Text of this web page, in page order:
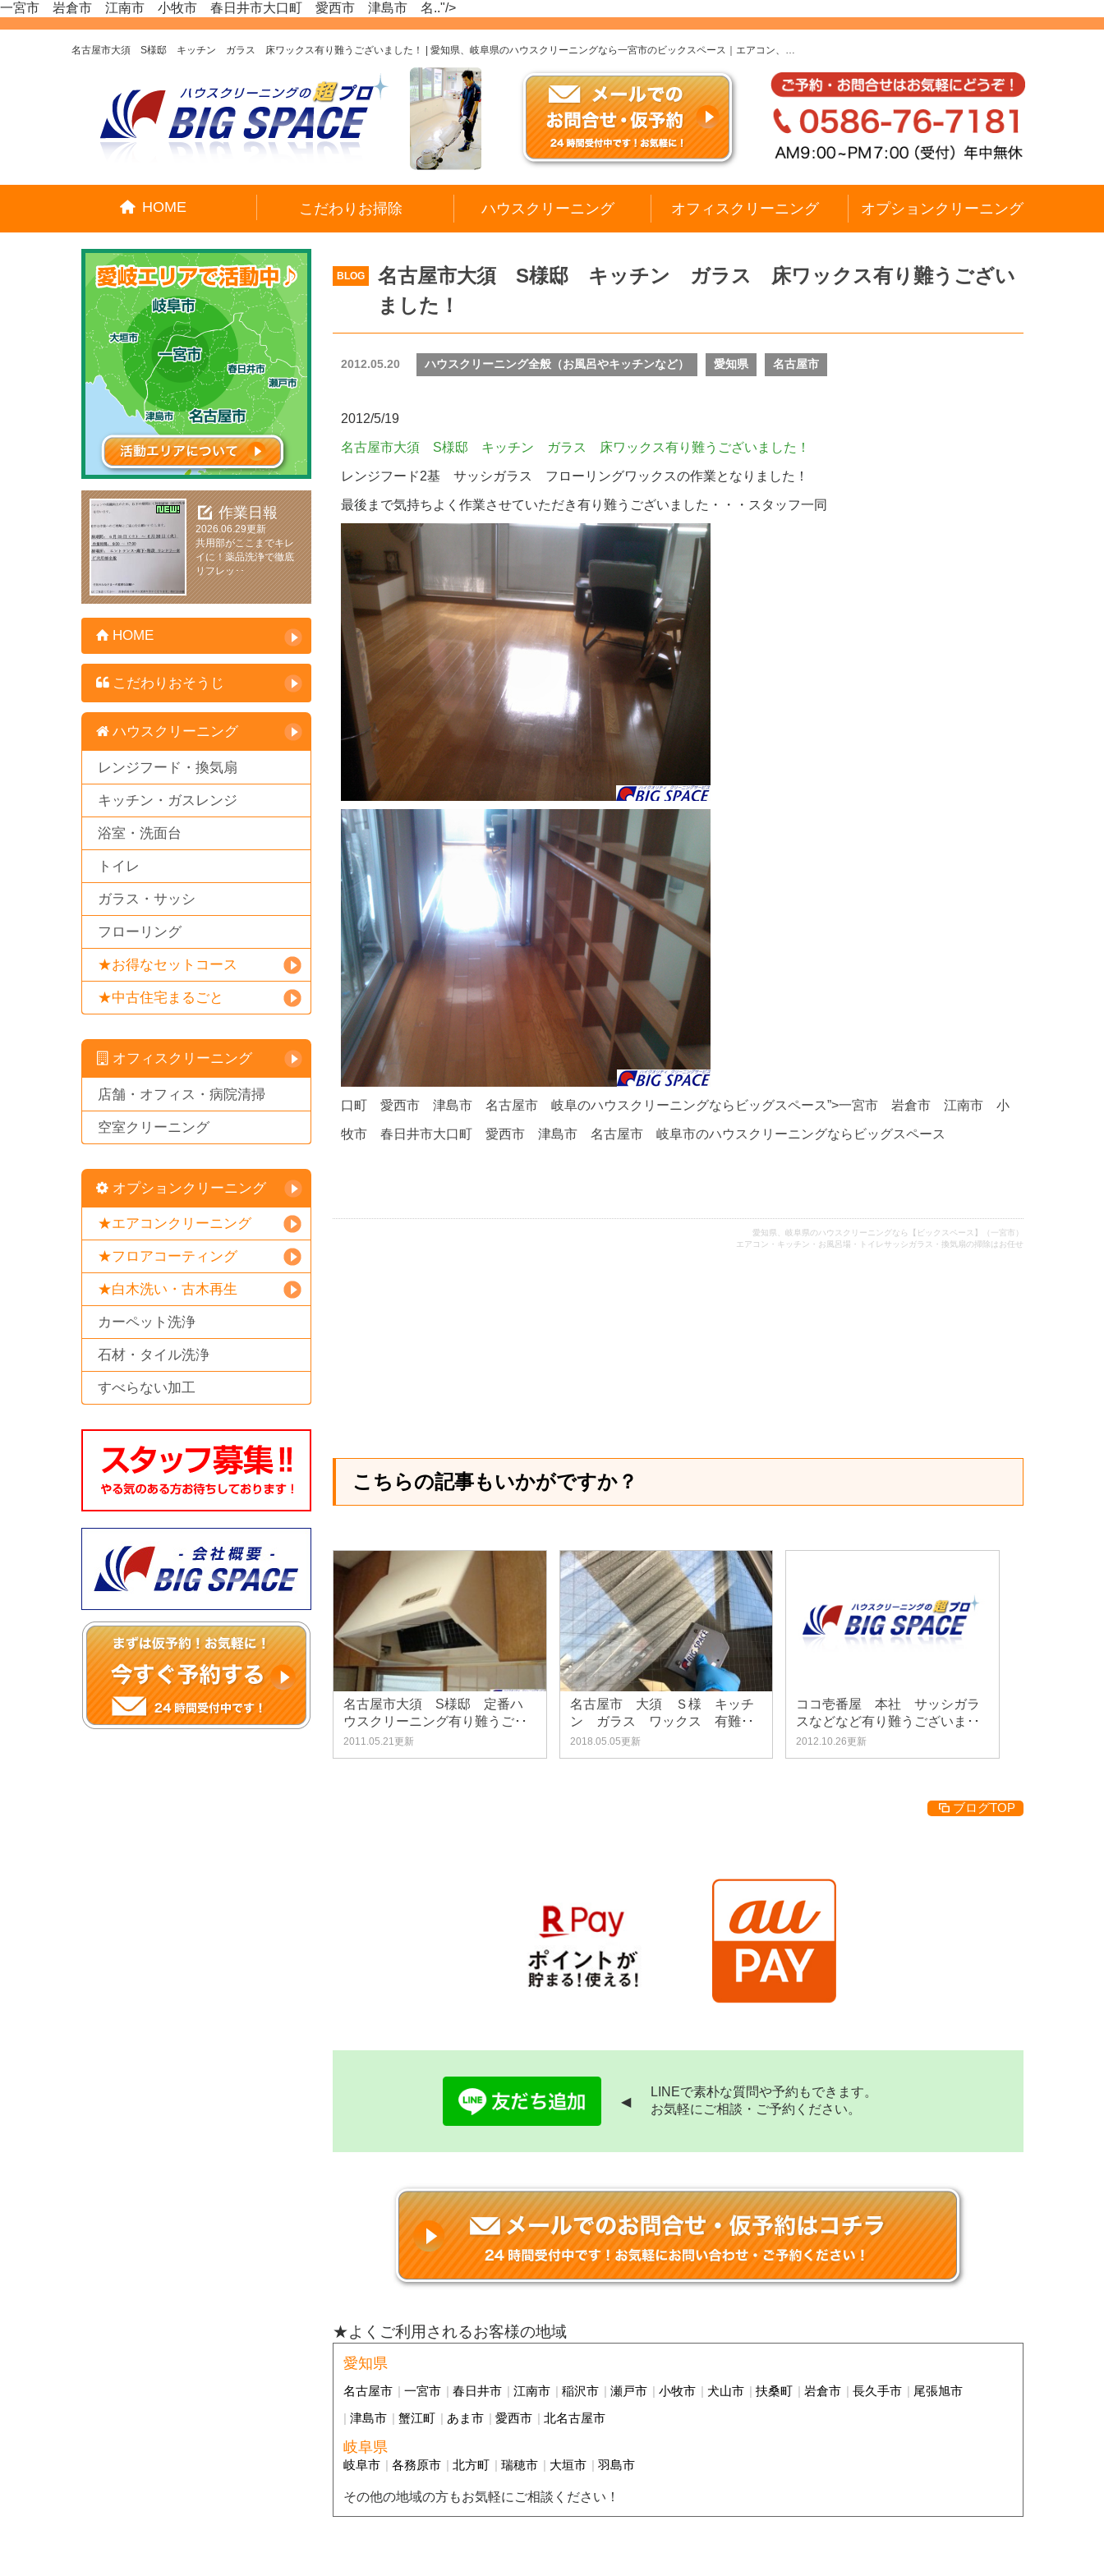
一宮市 岩倉市 江南市 小牧市 春日井市大口町 愛西市 津島市 名.."/>
名古屋市大須 S様邸 キッチン ガラス 床ワックス有り難うございました！ | 愛知県、岐阜県のハウスクリーニングなら一宮市のビックスペース｜エアコン、…
HOME こだわりお掃除 ハウスクリーニング オフィスクリーニング オプションクリーニング
名古屋市大須 S様邸 キッチン ガラス 床ワックス有り難うござい
ました！
BLOG
2012.05.20 ハウスクリーニング全般（お風呂やキッチンなど） 愛知県 名古屋市
2012/5/19
名古屋市大須 S様邸 キッチン ガラス 床ワックス有り難うございました！
レンジフード2基 サッシガラス フローリングワックスの作業となりました！
最後まで気持ちよく作業させていただき有り難うございました・・・スタッフ一同
口町 愛西市 津島市 名古屋市 岐阜のハウスクリーニングならビッグスペース”>一宮市 岩倉市 江南市 小
牧市 春日井市大口町 愛西市 津島市 名古屋市 岐阜市のハウスクリーニングならビッグスペース
愛知県、岐阜県のハウスクリーニングなら【ビックスペース】（一宮市）
エアコン・キッチン・お風呂場・トイレサッシガラス・換気扇の掃除はお任せ
こちらの記事もいかがですか？
名古屋市大須 S様邸 定番ハ
ウスクリーニング有り難うご･･
2011.05.21更新
名古屋市 大須 Ｓ様 キッチ
ン ガラス ワックス 有難･･
2018.05.05更新
ココ壱番屋 本社 サッシガラ
スなどなど有り難うございま･･
2012.10.26更新
ブログTOP
◀
LINEで素朴な質問や予約もできます。
お気軽にご相談・ご予約ください。
★よくご利用されるお客様の地域
愛知県
名古屋市 一宮市 春日井市 江南市 稲沢市 瀬戸市 小牧市 犬山市 扶桑町 岩倉市 長久手市
尾張旭市
津島市
蟹江町 あま市 愛西市 北名古屋市
岐阜県
岐阜市 各務原市 北方町 瑞穂市 大垣市 羽島市
その他の地域の方もお気軽にご相談ください！
作業日報
2026.06.29更新
共用部がここまでキレ
イに！薬品洗浄で徹底
リフレッ･･
HOME
こだわりおそうじ
ハウスクリーニング
レンジフード・換気扇
キッチン・ガスレンジ
浴室・洗面台
トイレ
ガラス・サッシ
フローリング
★お得なセットコース
★中古住宅まるごと
オフィスクリーニング
店舗・オフィス・病院清掃
空室クリーニング
オプションクリーニング
★エアコンクリーニング
★フロアコーティング
★白木洗い・古木再生
カーペット洗浄
石材・タイル洗浄
すべらない加工